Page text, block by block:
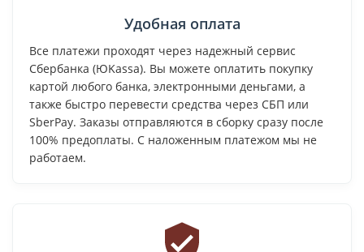
Удобная оплата
Все платежи проходят через надежный сервис
Сбербанка (ЮKassa). Вы можете оплатить покупку
картой любого банка, электронными деньгами, а
также быстро перевести средства через СБП или
SberPay. Заказы отправляются в сборку сразу после
100% предоплаты. С наложенным платежом мы не
работаем.